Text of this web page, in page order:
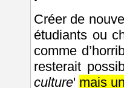
Créer de
étudiants ou
comme
resterait
culture' mais